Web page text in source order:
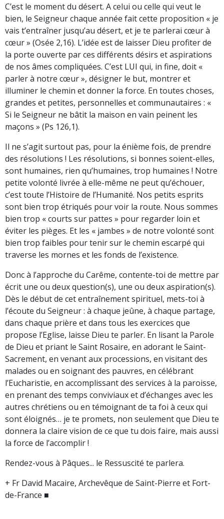
C’est le moment du désert. A celui ou celle qui veut le
bien, le Seigneur chaque année fait cette proposition « je
vais t’entraîner jusqu’au désert, et je te parlerai cœur à
cœur » (Osée 2,16). L’idée est de laisser Dieu profiter de
la porte ouverte par ces différents désirs et aspirations
de nos âmes compliquées. C’est LUI qui, in fine, doit «
parler à notre cœur », désigner le but, montrer et
illuminer le chemin et donner la force. En toutes choses,
grandes et petites, personnelles et communautaires : «
Si le Seigneur ne bâtit la maison en vain peinent les
maçons » (Ps 126,1).
Il ne s’agit surtout pas, pour la énième fois, de prendre
des résolutions ! Les résolutions, si bonnes soient-elles,
sont humaines, rien qu’humaines, trop humaines ! Notre
petite volonté livrée à elle-même ne peut qu’échouer,
c’est toute l’Histoire de l’Humanité. Nos petits esprits
sont bien trop étriqués pour voir la route. Nous sommes
bien trop « courts sur pattes » pour regarder loin et
éviter les pièges. Et les « jambes » de notre volonté sont
bien trop faibles pour tenir sur le chemin escarpé qui
traverse les mornes et les fonds de l’existence.
Donc à l’approche du Carême, contente-toi de mettre par
écrit une ou deux question(s), une ou deux aspiration(s).
Dès le début de cet entraînement spirituel, mets-toi à
l’écoute du Seigneur : à chaque jeûne, à chaque partage,
dans chaque prière et dans tous les exercices que
propose l’Eglise, laisse Dieu te parler. En lisant la Parole
de Dieu et priant le Saint Rosaire, en adorant le Saint-
Sacrement, en venant aux processions, en visitant des
malades ou en soignant des pauvres, en célébrant
l’Eucharistie, en accomplissant des services à la paroisse,
en prenant des temps conviviaux et d’échanges avec les
autres chrétiens ou en témoignant de ta foi à ceux qui
sont éloignés… je te promets, non seulement que Dieu te
donnera la claire vision de ce que tu dois faire, mais aussi
la force de l’accomplir !
Rendez-vous à Pâques... le Ressuscité te parlera.
+ Fr David Macaire, Archevêque de Saint-Pierre et Fort-
de-France ■